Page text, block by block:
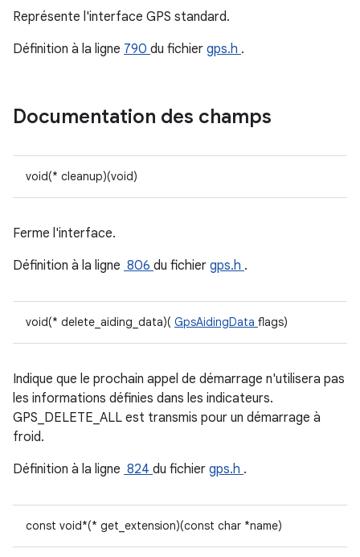
Représente l'interface GPS standard.
Définition à la ligne 790 du fichier gps.h .
Documentation des champs
void(* cleanup)(void)
Ferme l'interface.
Définition à la ligne 806 du fichier gps.h .
void(* delete_aiding_data)( GpsAidingData flags)
Indique que le prochain appel de démarrage n'utilisera pas
les informations définies dans les indicateurs.
GPS_DELETE_ALL est transmis pour un démarrage à
froid.
Définition à la ligne 824 du fichier gps.h .
const void*(* get_extension)(const char *name)